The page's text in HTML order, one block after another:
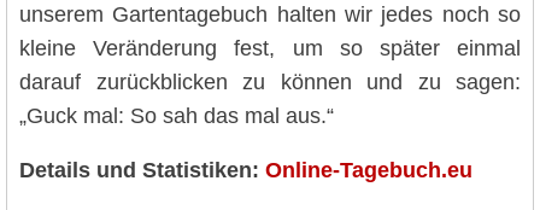
unserem Gartentagebuch halten wir jedes noch so
kleine Veränderung fest, um so später einmal
darauf zurückblicken zu können und zu sagen:
„Guck mal: So sah das mal aus.“
Details und Statistiken: Online-Tagebuch.eu